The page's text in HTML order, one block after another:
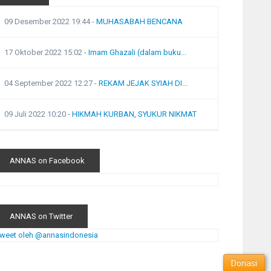
09 Desember 2022 19:44- MUHASABAH BENCANA
17 Oktober 2022 15:02 - Imam Ghazali (dalam buku...
04 September 2022 12:27 - REKAM JEJAK SYIAH DI...
09 Juli 2022 10:20 - HIKMAH KURBAN, SYUKUR NIKMAT
ANNAS on Facebook
ANNAS on Twitter
oleh @annasindonesia
Donasi